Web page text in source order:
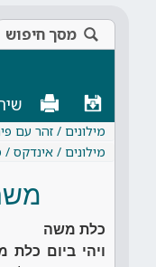
מסך חיפוש
מילונים / זהר עם
מילונים /
כלת משה
ויהי ביום כלת